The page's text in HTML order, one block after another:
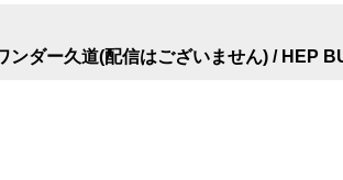
ンダー久道(配信はございません) / HEP